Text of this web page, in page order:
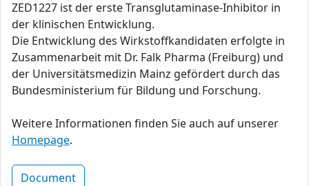
ZED1227 ist der erste Transglutaminase-Inhibitor in
der klinischen Entwicklung.
Die Entwicklung des Wirkstoffkandidaten erfolgte in
Zusammenarbeit mit Dr. Falk Pharma (Freiburg) und
der Universitätsmedizin Mainz gefördert durch das
Bundesministerium für Bildung und Forschung.
Weitere Informationen finden Sie auch auf unserer
Homepage.
Document